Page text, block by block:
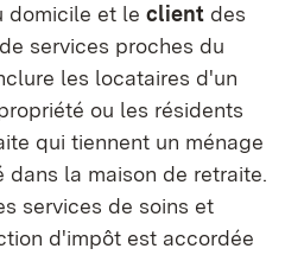
domicile et le client des
services proches du
les locataires d'un
ou les résidents
qui tiennent un ménage
la maison de retraite.
services de soins et
d'impôt est accordée